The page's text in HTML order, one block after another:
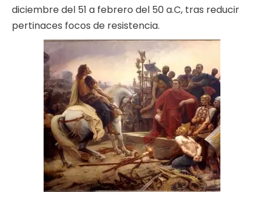
diciembre del 51 a febrero del 50 a.C, tras reducir
pertinaces focos de resistencia.